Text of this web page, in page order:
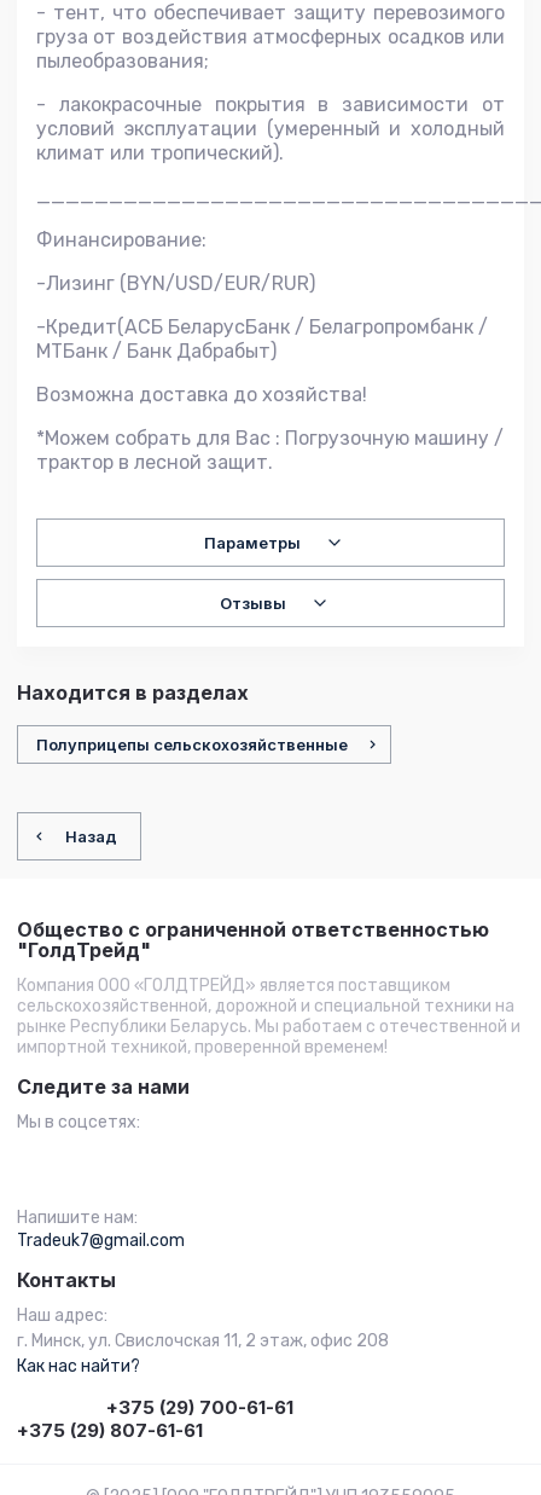
- тент, что обеспечивает защиту перевозимого
груза от воздействия атмосферных осадков или
пылеобразования;
- лакокрасочные покрытия в зависимости от
условий эксплуатации (умеренный и холодный
климат или тропический).
Финансирование:
-Лизинг (BYN/USD/EUR/RUR)
-Кредит(АСБ БеларусБанк / Белагропромбанк /
МТБанк / Банк Дабрабыт)
Возможна доставка до хозяйства!
*Можем собрать для Вас : Погрузочную машину /
трактор в лесной защит.
Параметры
Отзывы
Находится в разделах
Полуприцепы сельскохозяйственные
Назад
Общество с ограниченной ответственностью
"ГолдТрейд"
Компания ООО «ГОЛДТРЕЙД» является поставщиком
сельскохозяйственной, дорожной и специальной техники на
рынке Республики Беларусь. Мы работаем с отечественной и
импортной техникой, проверенной временем!
Следите за нами
Мы в соцсетях:
Напишите нам:
Tradeuk7@gmail.com
Контакты
Наш адрес:
г. Минск, ул. Свислочская 11, 2 этаж, офис 208
Как нас найти?
+375 (29) 700-61-61
+375 (29) 807-61-61